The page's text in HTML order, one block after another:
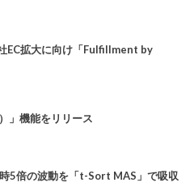
EC拡大に向け「Fulfillment by
」機能をリリース
5倍の波動を「t-Sort MAS」で吸収